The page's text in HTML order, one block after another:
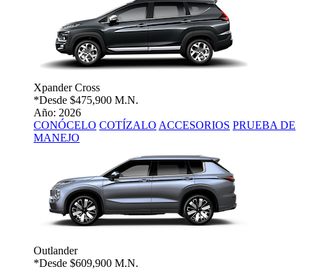
Xpander Cross
*Desde $475,900 M.N.
Año: 2026
CONÓCELO COTÍZALO ACCESORIOS PRUEBA DE
MANEJO
Outlander
*Desde $609,900 M.N.